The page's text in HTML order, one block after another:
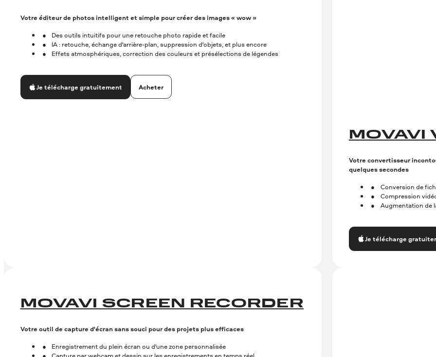
Votre éditeur de photos intelligent et simple pour créer des images « wow »
Des outils intuitifs pour une retouche photo rapide et facile
IA : retouche, échange d'arrière-plan, suppression d'objets, et plus encore
Effets atmosphériques, correction des couleurs et présélections de légendes
Je télécharge gratuitement Acheter
MOVAVI
Votre convertisseur
quelques secondes
Conversion de
Compression
Augmentation de
Je télécharge
MOVAVI SCREEN RECORDER
Votre outil de capture d'écran sans souci pour des projets plus efficaces
Enregistrement du plein écran ou d'une zone personnalisée